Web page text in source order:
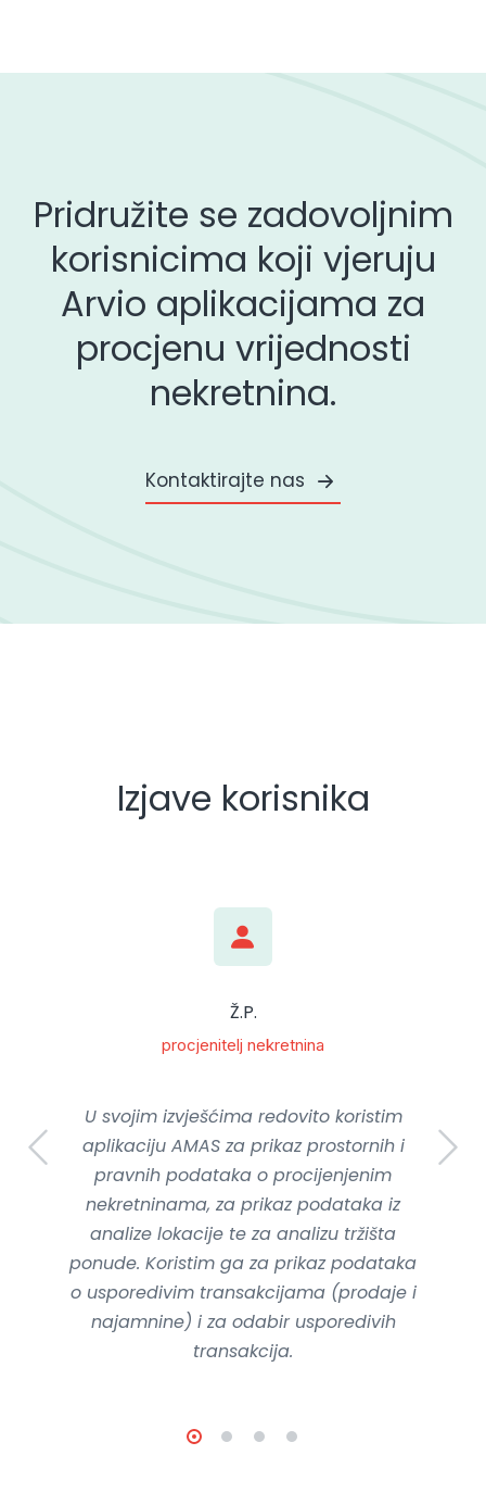
Pridružite se zadovoljnim
korisnicima koji vjeruju
Arvio aplikacijama za
procjenu vrijednosti
nekretnina.
Kontaktirajte nas
Izjave korisnika
Ž.P.
procjenitelj nekretnina
U svojim izvješćima redovito koristim
aplikaciju AMAS za prikaz prostornih i
pravnih podataka o procijenjenim
nekretninama, za prikaz podataka iz
analize lokacije te za analizu tržišta
ponude. Koristim ga za prikaz podataka
o usporedivim transakcijama (prodaje i
najamnine) i za odabir usporedivih
transakcija.